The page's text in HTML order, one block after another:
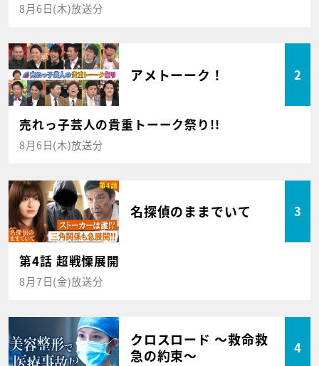
8月6日(木)放送分
アメトーーク！ 2
売れっ子芸人の貴重トーーク祭り!!
8月6日(木)放送分
名探偵のままでいて 3
第4話 超戦慄展開
8月7日(金)放送分
クロスロード ～救命救
急の約束～
4